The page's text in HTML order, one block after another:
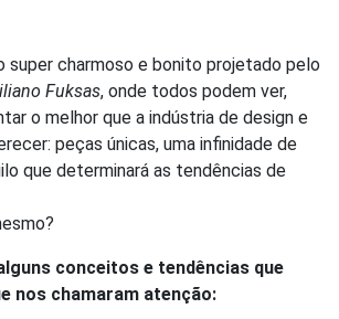
super charmoso e bonito projetado pelo
Fuksas, onde todos podem ver,
o melhor que a indústria de design e
peças únicas, uma infinidade de
que determinará as tendências de
conceitos e tendências que
nos chamaram atenção: